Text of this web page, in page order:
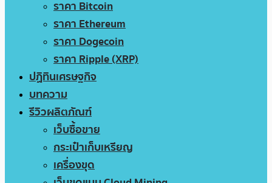
ราคา Bitcoin
ราคา Ethereum
ราคา Dogecoin
ราคา Ripple (XRP)
ปฏิทินเศรษฐกิจ
บทความ
รีวิวผลิตภัณฑ์
เว็บซื้อขาย
กระเป๋าเก็บเหรียญ
เครื่องขุด